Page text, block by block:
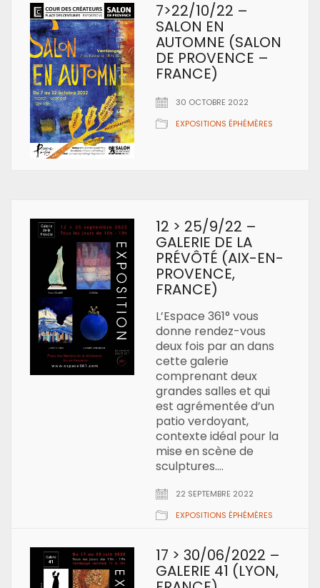
7>22/10/22 –
SALON EN
AUTOMNE (SALON
DE PROVENCE –
FRANCE)
30 OCTOBRE 2022
EXPOSITIONS ÉPHÉMÈRES
12 > 25/9/22 –
GALERIE DE LA
PRÉVÔTÉ (AIX-EN-
PROVENCE,
FRANCE)
L’Espace 361° vous
donne rendez-vous
deux fois par an dans
cette galerie
comprenant deux
grandes salles et qui
est agrémentée d’un
patio verdoyant,
contexte idéal pour la
mise en scène de
sculptures.…
22 SEPTEMBRE 2022
EXPOSITIONS ÉPHÉMÈRES
17 > 30/06/2022 –
GALERIE 41 (LYON,